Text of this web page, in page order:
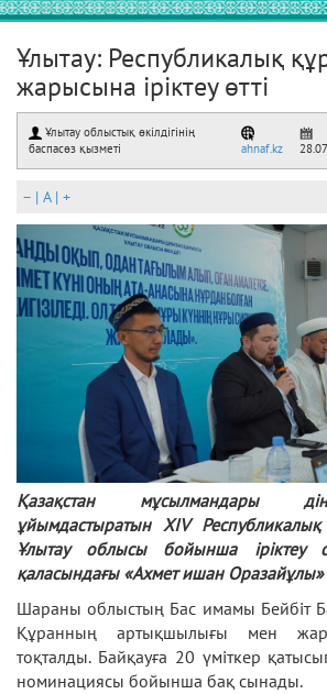
Ұлытау: Республикалық
жарысына іріктеу өтті
Ұлытау облыстық өкілдігінің
баспасөз қызметі
ahnaf.kz
– | A| +
Қазақстан мұсылмандары
ұйымдастыратын ХІV
Ұлытау облысы бойынша іріктеу
қаласындағы «Ахмет ишан Оразайұлы»
Шараны облыстың Бас имамы Бейбіт
Құранның артықшылығы мен
тоқталды. Байқауға 20 үміткер
номинациясы бойынша бақ сынады.